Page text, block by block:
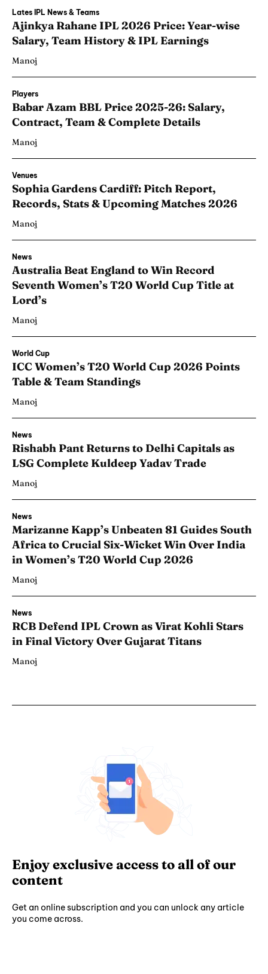
Lates IPL News & Teams
Ajinkya Rahane IPL 2026 Price: Year-wise
Salary, Team History & IPL Earnings
Manoj
Players
Babar Azam BBL Price 2025-26: Salary,
Contract, Team & Complete Details
Manoj
Venues
Sophia Gardens Cardiff: Pitch Report,
Records, Stats & Upcoming Matches 2026
Manoj
News
Australia Beat England to Win Record
Seventh Women’s T20 World Cup Title at
Lord’s
Manoj
World Cup
ICC Women’s T20 World Cup 2026 Points
Table & Team Standings
Manoj
News
Rishabh Pant Returns to Delhi Capitals as
LSG Complete Kuldeep Yadav Trade
Manoj
News
Marizanne Kapp’s Unbeaten 81 Guides South
Africa to Crucial Six-Wicket Win Over India
in Women’s T20 World Cup 2026
Manoj
News
RCB Defend IPL Crown as Virat Kohli Stars
in Final Victory Over Gujarat Titans
Manoj
Enjoy exclusive access to all of our
content
Get an online subscription and you can unlock any article
you come across.